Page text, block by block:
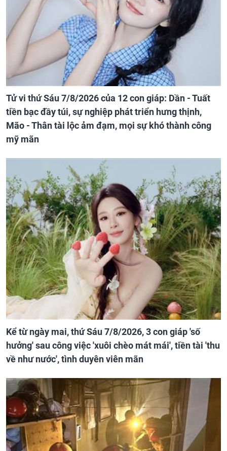
Tử vi thứ Sáu 7/8/2026 của 12 con giáp: Dần - Tuất
tiền bạc đầy túi, sự nghiệp phát triển hưng thịnh,
Mão - Thân tài lộc ảm đạm, mọi sự khó thành công
mỹ mãn
Kể từ ngày mai, thứ Sáu 7/8/2026, 3 con giáp 'số
hưởng' sau công việc 'xuôi chèo mát mái', tiền tài 'thu
về như nước', tình duyên viên mãn